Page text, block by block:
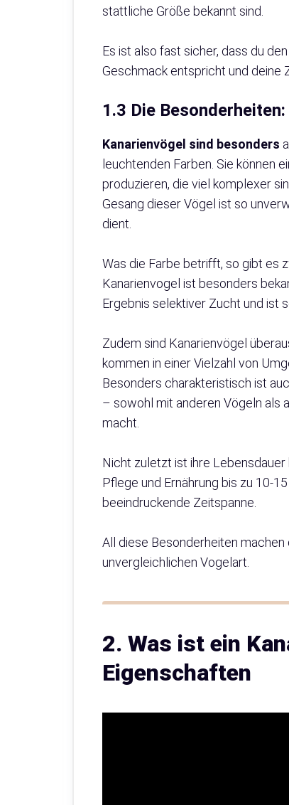
stattliche Größe bekannt sind.
Es ist also fast sicher, dass du
Geschmack entspricht und deine
1.3 Die
Kanarienvögel sind besonders
leuchtenden Farben. Sie können
produzieren, die viel komplexer
Gesang dieser Vögel ist so
dient.
Was die Farbe betrifft, so gibt es
Kanarienvogel ist besonders
Ergebnis selektiver Zucht und ist
Zudem sind Kanarienvögel
kommen in einer Vielzahl von
Besonders charakteristisch ist
– sowohl mit anderen Vögeln als
macht.
Nicht zuletzt ist ihre
Pflege und Ernährung bis zu 10-
beeindruckende Zeitspanne.
All diese Besonderheiten
unvergleichlichen Vogelart.
2. Was ist ein
Eigenschaften